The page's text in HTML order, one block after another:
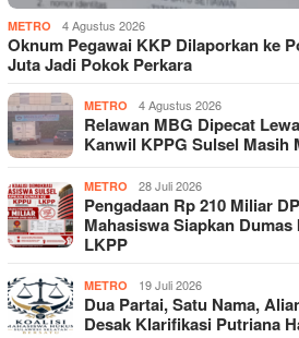
METRO 4 Agustus 2026
Oknum Pegawai KKP Dilaporkan ke
Juta Jadi Pokok Perkara
METRO 4 Agustus 2026
Relawan MBG Dipecat
Kanwil KPPG Sulsel Masih
METRO 28 Juli 2026
Pengadaan Rp 210 Miliar
Mahasiswa Siapkan
LKPP
METRO 19 Juli 2026
Dua Partai, Satu Nama,
Desak Klarifikasi Putriana